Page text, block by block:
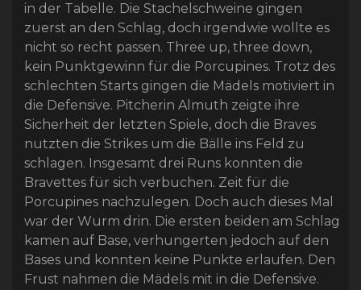
in der Tabelle. Die Stachelschweine gingen
zuerst an den Schlag, doch irgendwie wollte es
nicht so recht passen. Three up, three down,
kein Punktgewinn für die Porcupines. Trotz des
schlechten Starts gingen die Mädels motiviert in
die Defensive. Pitcherin Almuth zeigte ihre
Sicherheit der letzten Spiele, doch die Braves
nutzten die Strikes um die Bälle ins Feld zu
schlagen. Insgesamt drei Runs konnten die
Bravettes für sich verbuchen. Zeit für die
Porcupines nachzulegen. Doch auch dieses Mal
war der Wurm drin. Die ersten beiden am Schlag
kamen auf Base, verhungerten jedoch auf den
Bases und konnten keine Punkte erlaufen. Den
Frust nahmen die Mädels mit in die Defensive.